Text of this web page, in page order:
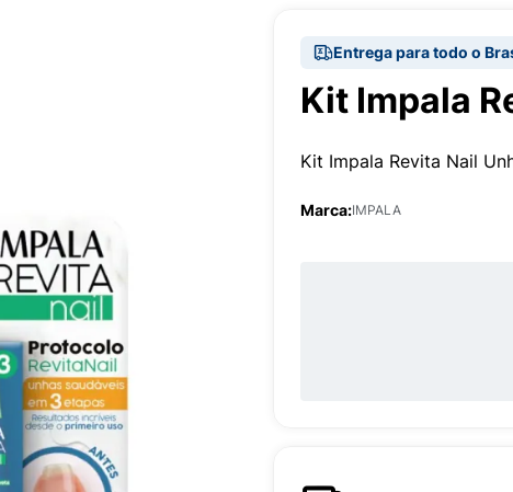
Entrega para todo o
Kit Impala
Kit Impala Revita Nail
Marca:IMPALA